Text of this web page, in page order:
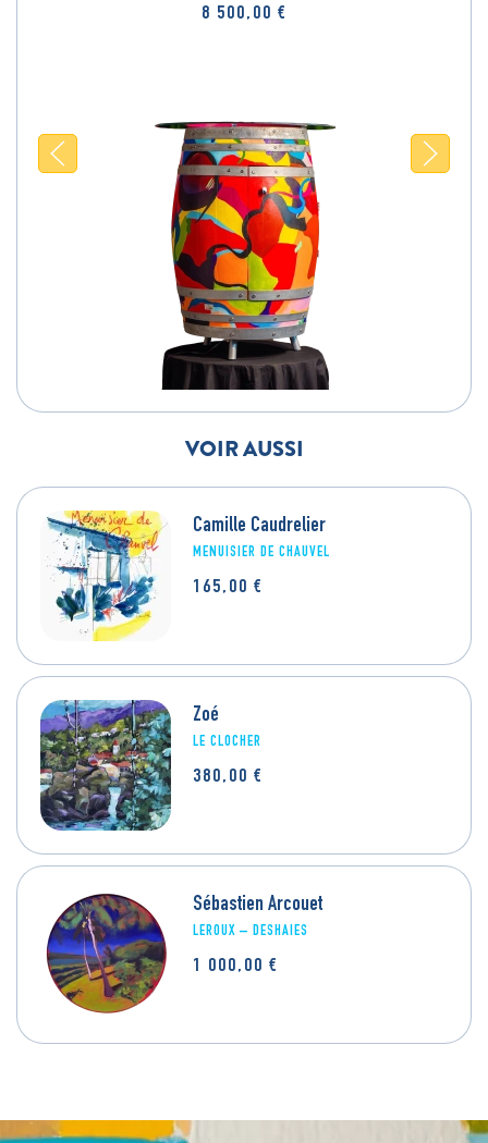
8 500,00 €
VOIR AUSSI
Camille Caudrelier
MENUISIER DE CHAUVEL
165,00 €
Zoé
LE CLOCHER
380,00 €
Sébastien Arcouet
LEROUX – DESHAIES
1 000,00 €